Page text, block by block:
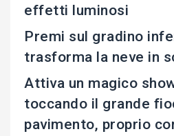
effetti luminosi
Premi sul gradino
trasforma la neve in
Attiva un magico
toccando il grande
pavimento, proprio